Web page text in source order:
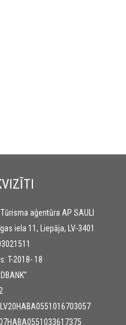
aģentūra AP SAULI
iela 11, Liepāja, LV-3401
T-2018- 18